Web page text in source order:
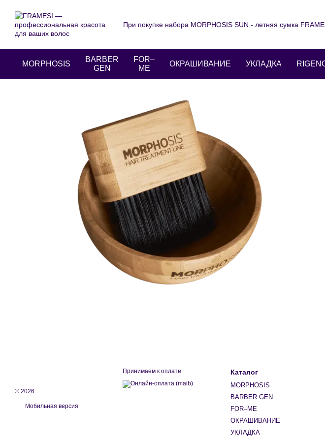
При покупке набора MORPHOSIS SUN - летняя сумка
MORPHOSIS
BARBER
GEN
FOR–
ME
ОКРАШИВАНИЕ УКЛАДКА
© 2026
Мобильная версия
Принимаем к оплате Каталог
MORPHOSIS
BARBER GEN
FOR–ME
ОКРАШИВАНИЕ
УКЛАДКА